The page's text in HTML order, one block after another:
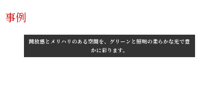
事例
開放感とメリハリのある空間を、グリーンと照明の柔らかな光で豊
かに彩ります。